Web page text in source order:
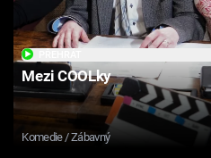
Mezi COOLky
Komedie / Zábavný